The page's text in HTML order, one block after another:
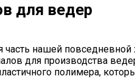
для ведер
часть нашей
для производства
полимера,